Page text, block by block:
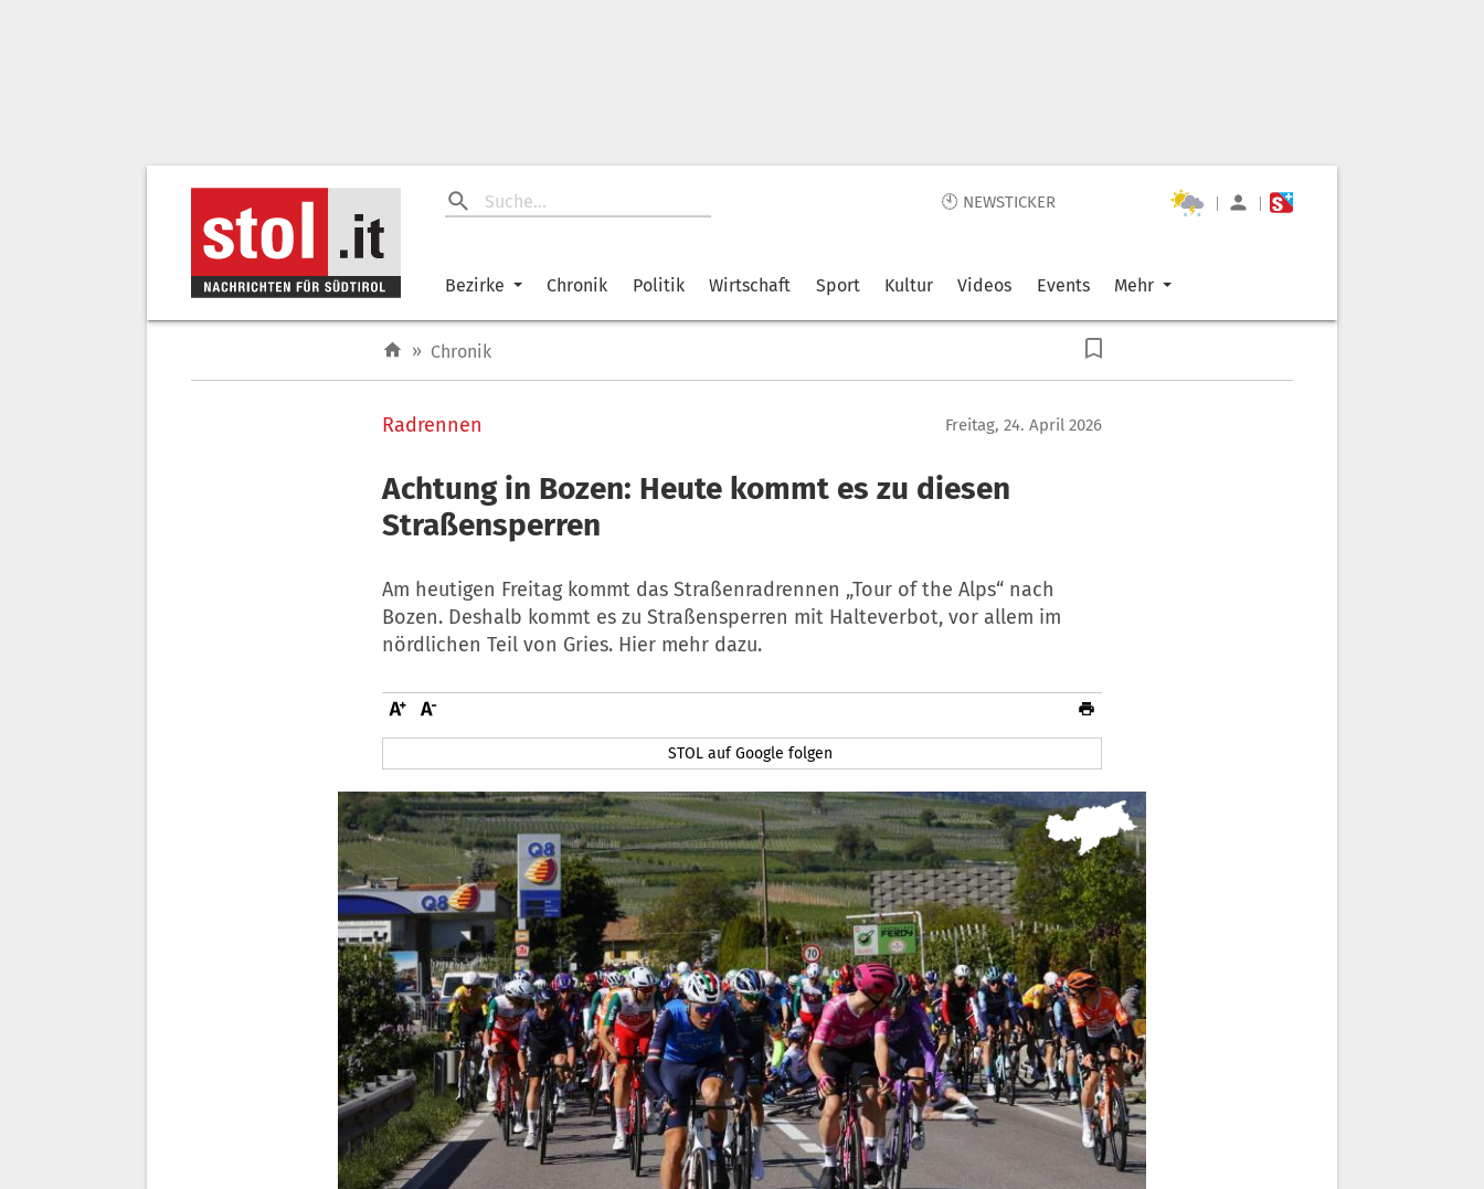
🕙 NEWSTICKER | |
Bezirke Chronik Politik Wirtschaft Sport Kultur Videos Events Mehr
» Chronik
Radrennen Freitag, 24. April 2026
Achtung in Bozen: Heute kommt es zu diesen
Straßensperren
Am heutigen Freitag kommt das Straßenradrennen „Tour of the Alps“ nach
Bozen. Deshalb kommt es zu Straßensperren mit Halteverbot, vor allem im
nördlichen Teil von Gries. Hier mehr dazu.
STOL auf Google folgen